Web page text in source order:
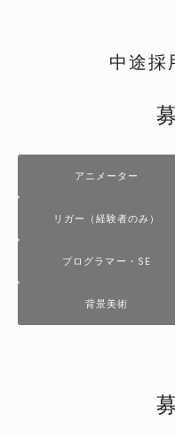
中途採
アニメーター
リガー（経験者のみ）
プログラマー・SE
背景美術